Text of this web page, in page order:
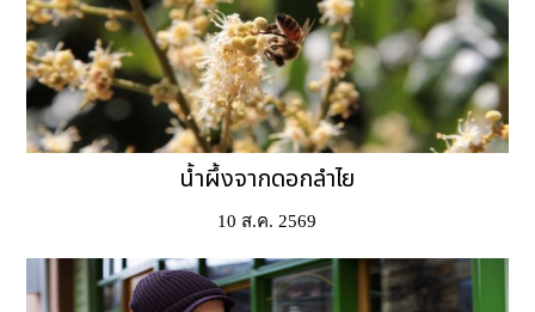
น้ำผึ้งจากดอกลำไย
10 ส.ค. 2569